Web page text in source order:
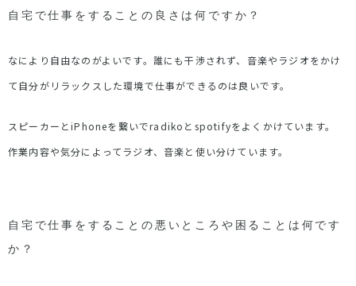
自宅で仕事をすることの良さは何ですか？
なにより自由なのがよいです。誰にも干渉されず、音楽やラジオをかけ
て自分がリラックスした環境で仕事ができるのは良いです。
スピーカーとiPhoneを繋いでradikoとspotifyをよくかけています。
作業内容や気分によってラジオ、音楽と使い分けています。
自宅で仕事をすることの悪いところや困ることは何です
か？